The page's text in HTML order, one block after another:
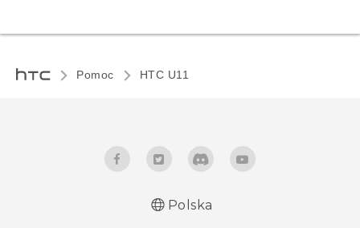
Pomoc HTC U11‎
Polska